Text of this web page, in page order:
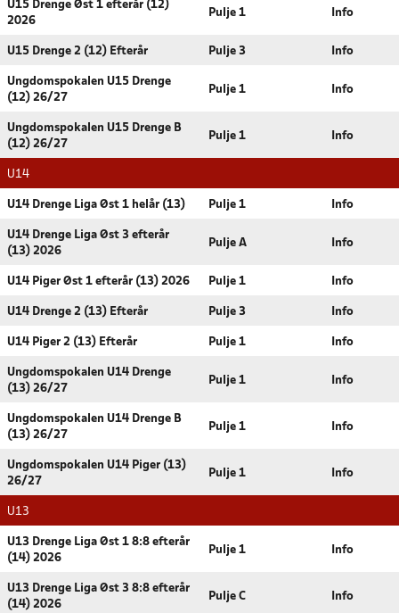
U15 Drenge Øst 1 efterår (12)
2026
Pulje 1 Info
U15 Drenge 2 (12) Efterår Pulje 3 Info
Ungdomspokalen U15 Drenge
(12) 26/27
Pulje 1 Info
Ungdomspokalen U15 Drenge B
(12) 26/27
Pulje 1 Info
U14
U14 Drenge Liga Øst 1 helår (13) Pulje 1 Info
U14 Drenge Liga Øst 3 efterår
(13) 2026
Pulje A Info
U14 Piger Øst 1 efterår (13) 2026 Pulje 1 Info
U14 Drenge 2 (13) Efterår Pulje 3 Info
U14 Piger 2 (13) Efterår Pulje 1 Info
Ungdomspokalen U14 Drenge
(13) 26/27
Pulje 1 Info
Ungdomspokalen U14 Drenge B
(13) 26/27
Pulje 1 Info
Ungdomspokalen U14 Piger (13)
26/27
Pulje 1 Info
U13
U13 Drenge Liga Øst 1 8:8 efterår
(14) 2026
Pulje 1 Info
U13 Drenge Liga Øst 3 8:8 efterår
(14) 2026
Pulje C Info